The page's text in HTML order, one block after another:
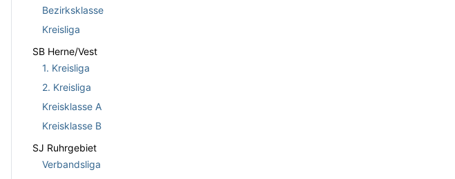
Bezirksklasse
Kreisliga
SB Herne/Vest
1. Kreisliga
2. Kreisliga
Kreisklasse A
Kreisklasse B
SJ Ruhrgebiet
Verbandsliga